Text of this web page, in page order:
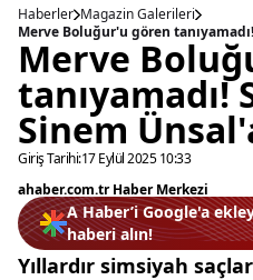
Haberler Magazin Galerileri
Merve Boluğur'u gören
Merve
tanıyamadı!
Sinem
Giriş Tarihi:17 Eylül 2025 10:33
ahaber.com.tr Haber Merkezi
A Haber’i Google'a
haberi alın!
Yıllardır simsiyah